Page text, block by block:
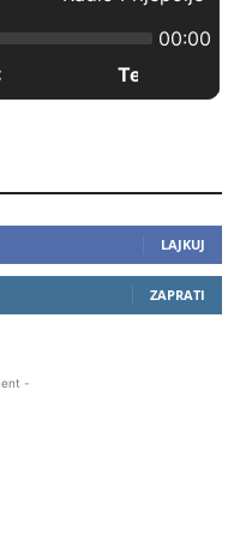
LAJKUJ
ZAPRATI
-